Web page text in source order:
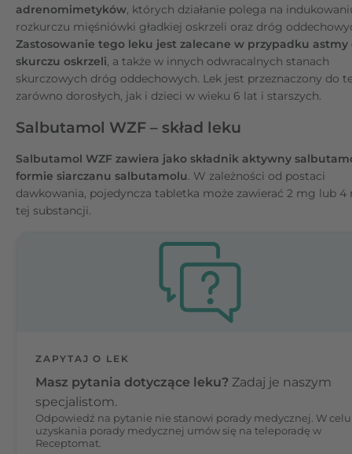
adrenomimetyków, których działanie polega na
rozkurczu mięśniówki gładkiej oskrzeli oraz dróg
Zastosowanie tego leku jest zalecane w przypadku astmy
skurczu oskrzeli, a także w innych odwracalnych stanach
skurczowych dróg oddechowych. Lek jest przeznaczony do
zarówno dorosłych, jak i dzieci w wieku 6 lat i starszych.
Salbutamol WZF – skład leku
Salbutamol WZF zawiera jako składnik aktywny
formie siarczanu salbutamolu. W zależności od postaci
dawkowania, pojedyncza tabletka może zawierać 2 mg lub 4
tej substancji.
ZAPYTAJ O LEK
Masz pytania dotyczące leku? Zadaj je naszym
specjalistom.
Odpowiedź na pytanie nie stanowi porady medycznej. W celu
uzyskania porady medycznej umów się na teleporadę w
Receptomat.